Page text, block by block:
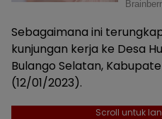
Sebagaimana ini
kunjungan kerja ke Desa
Bulango Selatan,
(12/01/2023).
Scroll untuk